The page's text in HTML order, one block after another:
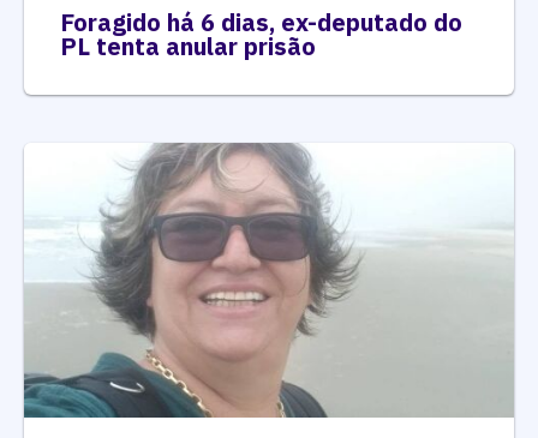
Foragido há 6 dias, ex-deputado do
PL tenta anular prisão